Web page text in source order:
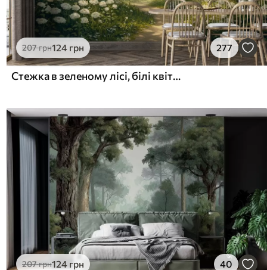
207грн124 грн 277
Стежка в зеленому лісі, білі квіти, сонячне світло, малюнок в стилі акрил
207грн124 грн 40